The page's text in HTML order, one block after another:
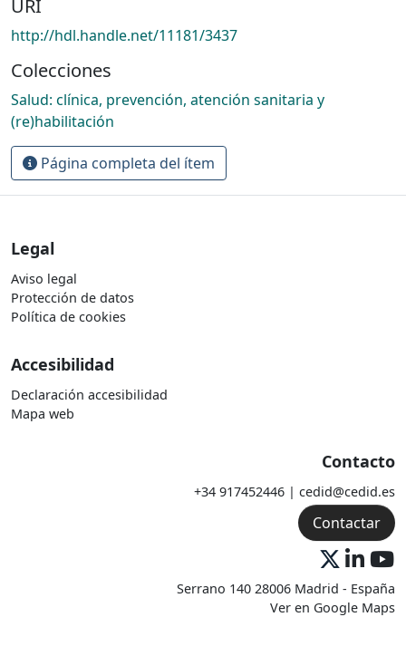
URI
http://hdl.handle.net/11181/3437
Colecciones
Salud: clínica, prevención, atención sanitaria y
(re)habilitación
Página completa del ítem
Legal
Aviso legal
Protección de datos
Política de cookies
Accesibilidad
Declaración accesibilidad
Mapa web
Contacto
+34 917452446 | cedid@cedid.es
Contactar
Serrano 140 28006 Madrid - España
Ver en Google Maps